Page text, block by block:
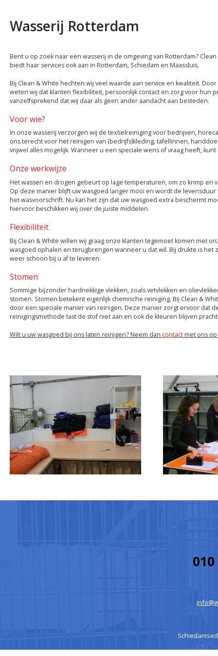
Wasserij Rotterdam
Bent u op zoek naar een wasserij in de omgeving van Rotterdam?
biedt haar services ook aan in Rotterdam, Schiedam en Maassluis.
Bij Clean & White hechten wij veel waarde aan service en kwaliteit.
weten wij dat klanten flexibiliteit, persoonlijk contact en zorg voor hun
vanzelfsprekend dat wij daar als geen ander aandacht aan besteden.
Voor wie?
In onze wasserij verzorgen wij de textielreiniging voor bedrijven,
ons terecht voor het reinigen van (bedrijfs)kleding, tafellinnen,
vrijwel alles mogelijk. Wanneer u een speciale wens of vraag heeft,
Onze werkwijze
Het wassen en drogen gebeurt op lage temperaturen, om zo krimp en
Op deze manier blijft uw wasgoed langer mooi en wordt de
het wasvoorschrift. Nu kan het zijn dat uw wasgoed extra beschermt
hiervoor beschikken wij over de juiste middelen.
Flexibiliteit
Bij Clean & White willen wij graag onze klanten tegemoet komen met
wasgoed ophalen en terugbrengen wanneer u dat wil. Bij drukte is het
weer schoon bij u af te leveren.
Stomen
Sommige bijzonder hardnekkige vlekken, zoals vetvlekken en
stomen. Stomen betekent eigenlijk chemische reiniging. Bij Clean &
door een speciale manier van reinigen. Deze manier zorgt ervoor dat
reinigingsmethode tast de stof niet aan en ook de kleuren blijven
Wilt u uw wasgoed bij ons laten reinigen? Neem dan contact met ons